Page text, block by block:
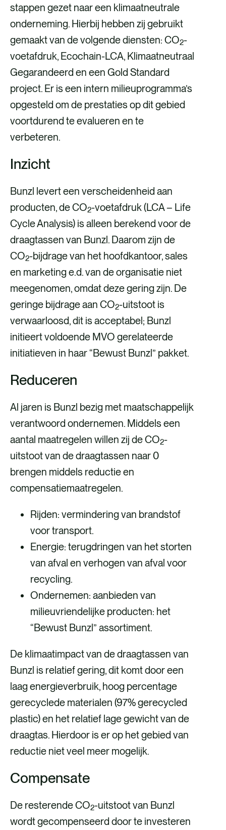
stappen gezet naar een klimaatneutrale
onderneming. Hierbij hebben zij gebruikt
gemaakt van de volgende diensten: CO2-
voetafdruk, Ecochain-LCA, Klimaatneutraal
Gegarandeerd en een Gold Standard
project. Er is een intern milieuprogramma’s
opgesteld om de prestaties op dit gebied
voortdurend te evalueren en te
verbeteren.
Inzicht
Bunzl levert een verscheidenheid aan
producten, de CO2-voetafdruk (LCA – Life
Cycle Analysis) is alleen berekend voor de
draagtassen van Bunzl. Daarom zijn de
CO2-bijdrage van het hoofdkantoor, sales
en marketing e.d. van de organisatie niet
meegenomen, omdat deze gering zijn. De
geringe bijdrage aan CO2-uitstoot is
verwaarloosd, dit is acceptabel; Bunzl
initieert voldoende MVO gerelateerde
initiatieven in haar “Bewust Bunzl” pakket.
Reduceren
Al jaren is Bunzl bezig met maatschappelijk
verantwoord ondernemen. Middels een
aantal maatregelen willen zij de CO2-
uitstoot van de draagtassen naar 0
brengen middels reductie en
compensatiemaatregelen.
Rijden: vermindering van brandstof
voor transport.
Energie: terugdringen van het storten
van afval en verhogen van afval voor
recycling.
Ondernemen: aanbieden van
milieuvriendelijke producten: het
“Bewust Bunzl” assortiment.
De klimaatimpact van de draagtassen van
Bunzl is relatief gering, dit komt door een
laag energieverbruik, hoog percentage
gerecyclede materialen (97% gerecycled
plastic) en het relatief lage gewicht van de
draagtas. Hierdoor is er op het gebied van
reductie niet veel meer mogelijk.
Compensate
De resterende CO2-uitstoot van Bunzl
wordt gecompenseerd door te investeren